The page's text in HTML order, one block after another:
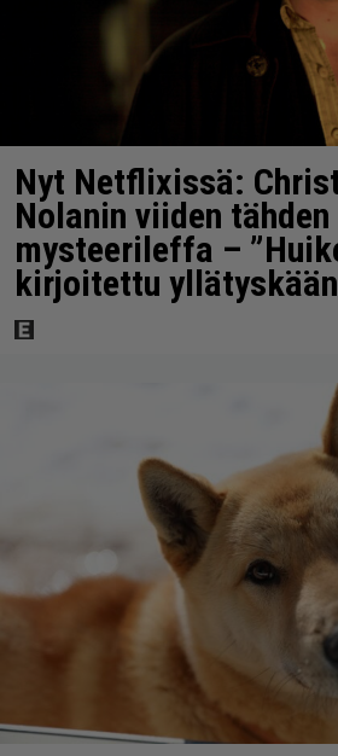
Nyt Netflixissä:
Nolanin viiden tähden
mysteerileffa –
kirjoitettu